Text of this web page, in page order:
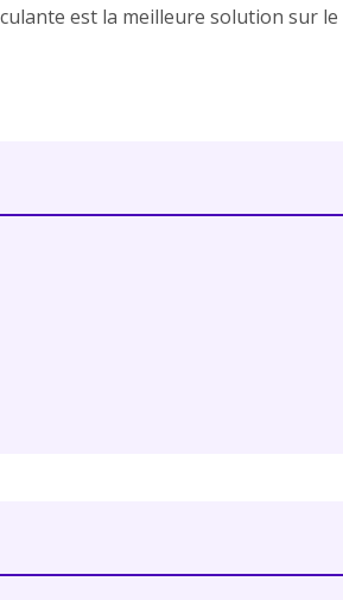
est la meilleure solution sur le